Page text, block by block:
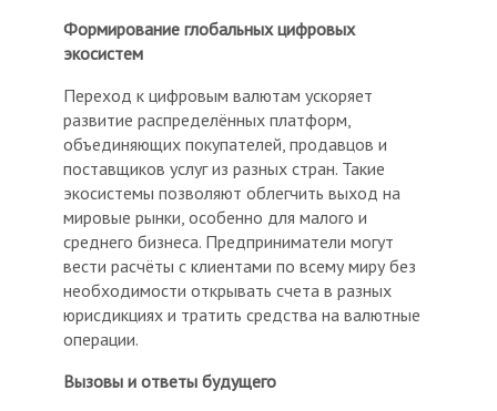
Формирование глобальных цифровых
экосистем
Переход к цифровым валютам ускоряет
развитие распределённых платформ,
объединяющих покупателей, продавцов и
поставщиков услуг из разных стран. Такие
экосистемы позволяют облегчить выход на
мировые рынки, особенно для малого и
среднего бизнеса. Предприниматели могут
вести расчёты с клиентами по всему миру без
необходимости открывать счета в разных
юрисдикциях и тратить средства на валютные
операции.
Вызовы и ответы будущего